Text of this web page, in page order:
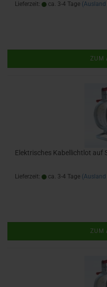
Lieferzeit: ca. 3-4 Tage
ZUM
Elektrisches Kabellichtlot auf
Lieferzeit: ca. 3-4 Tage
ZUM